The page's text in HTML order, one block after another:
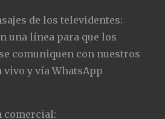
de los televidentes:
una línea para que los
comuniquen con nuestros
y vía WhatsApp
comercial: